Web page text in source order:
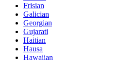
Frisian
Galician
Georgian
Gujarati
Haitian
Hausa
Hawaiian